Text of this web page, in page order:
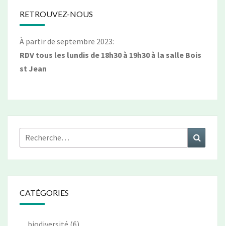
RETROUVEZ-NOUS
À partir de septembre 2023:
RDV tous les lundis de 18h30 à 19h30 à la salle Bois
st Jean
Rechercher :
CATÉGORIES
biodiversité (6)